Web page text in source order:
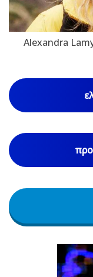
Alexandra